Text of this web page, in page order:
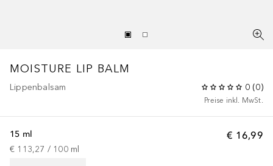
MOISTURE LIP BALM
Lippenbalsam 0 (0)
Preise inkl. MwSt.
€ 16,99
15 ml
€ 113,27 / 100 ml